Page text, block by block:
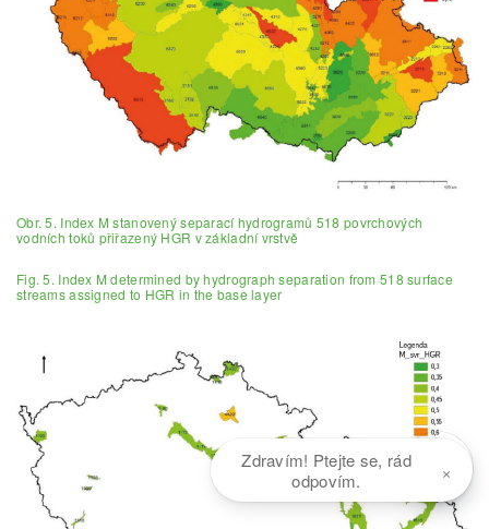
Obr. 5. Index M stanovený separací hydrogramů 518 povrchových
vodních toků přiřazený HGR v základní vrstvě
Fig. 5. Index M determined by hydrograph separation from 518 surface
streams assigned to HGR in the base layer
Zdravím! Ptejte se, rád
odpovím.
×